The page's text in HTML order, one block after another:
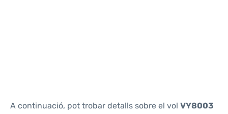
A continuació, pot trobar detalls sobre el vol VY8003